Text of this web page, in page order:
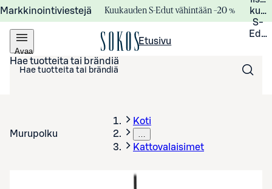
Markkinointiviestejä Kuukauden S-Edut vähintään –20 %
S-
Avaa
valikko
Etusivu
Hae tuotteita tai brändiä
Murupolku
Koti
…
Kattovalaisimet